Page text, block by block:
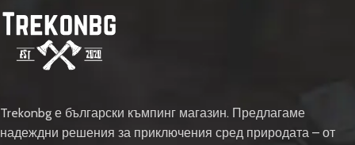
Trekonbg е български къмпинг магазин. Предлагаме
надеждни решения за приключения сред природата – от